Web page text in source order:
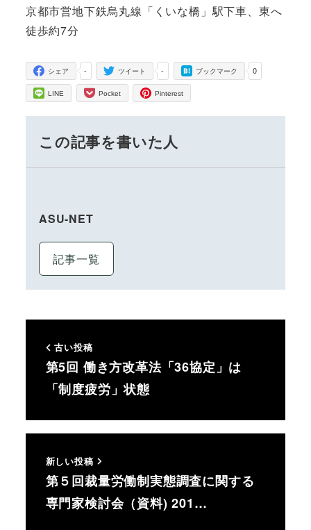
京都市営地下鉄烏丸線「くいな橋」駅下車、東へ
徒歩約7分
-
シェア -
ツイート 0
ブックマーク
LINE Pocket Pinterest
この記事を書いた人
ASU-NET
記事一覧
古い投稿
第5回 働き方改革法「36協定」は
「制度疲労」状態
新しい投稿
第５回裁量労働制実態調査に関する
専門家検討会（資料) 201…